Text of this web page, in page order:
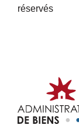
réservés